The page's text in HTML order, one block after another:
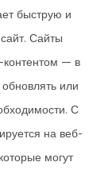
быструю и
Сайты
контентом — в
или
С
на веб-
могут